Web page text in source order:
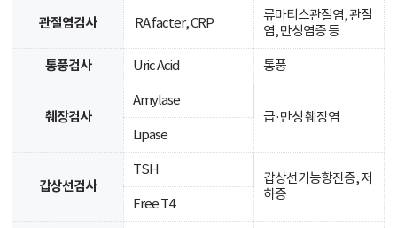
관절염검사 RA facter, CRP
류마티스관절염, 관절
염, 만성염증 등
통풍검사 Uric Acid 통풍
췌장검사
Amylase
급·만성 췌장염
Lipase
갑상선검사
TSH
갑상선기능항진증, 저
하증
Free T4